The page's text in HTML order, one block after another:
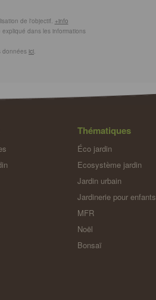
de l'objectif. +info
dans les informations
données ici
Thématiques
Éco jardin
Ecosystème jardin
Jardin urbain
Jardinerie pour enfants
MFR
Noël
Bonsaï